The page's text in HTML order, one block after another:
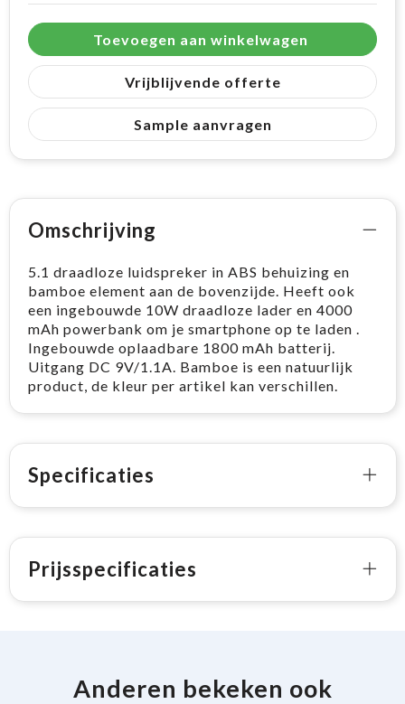
Toevoegen aan winkelwagen
Vrijblijvende offerte
Sample aanvragen
Omschrijving
5.1 draadloze luidspreker in ABS behuizing en
bamboe element aan de bovenzijde. Heeft ook
een ingebouwde 10W draadloze lader en 4000
mAh powerbank om je smartphone op te laden .
Ingebouwde oplaadbare 1800 mAh batterij.
Uitgang DC 9V/1.1A. Bamboe is een natuurlijk
product, de kleur per artikel kan verschillen.
Specificaties
Prijsspecificaties
Anderen bekeken ook